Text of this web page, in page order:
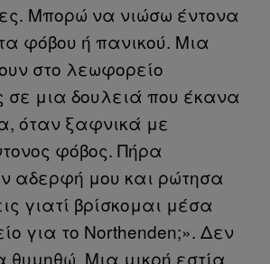
Μπορώ να νιώσω έντονα
φόβου ή πανικού. Μια
στο λεωφορείο
σε μια δουλειά που έκανα
όταν ξαφνικά με
φόβος. Πήρα
αδερφή μου και ρώτησα
γιατί βρίσκομαι μέσα
για το Northenden;». Δεν
Μια μικρή εστία